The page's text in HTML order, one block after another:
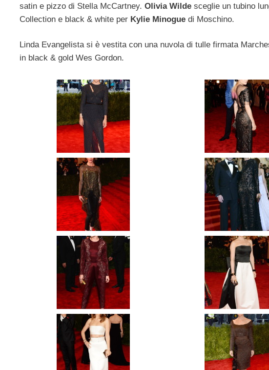
satin e pizzo di Stella McCartney. Olivia Wilde sceglie un tubino
Collection e black & white per Kylie Minogue di Moschino.
Linda Evangelista si è vestita con una nuvola di tulle firmata
in black & gold Wes Gordon.